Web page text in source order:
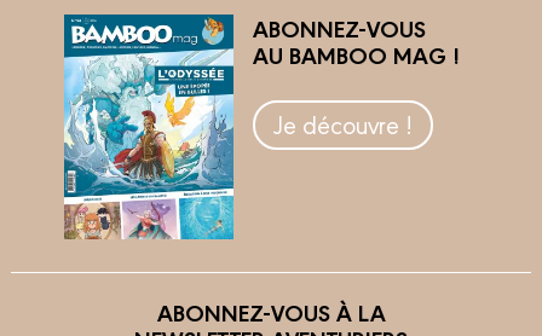
ABONNEZ-VOUS
AU BAMBOO MAG !
Je découvre !
ABONNEZ-VOUS À LA